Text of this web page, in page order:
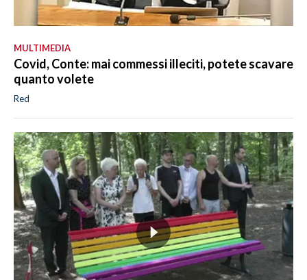
MULTIMEDIA
Covid, Conte: mai commessi illeciti, potete scavare
quanto volete
Red